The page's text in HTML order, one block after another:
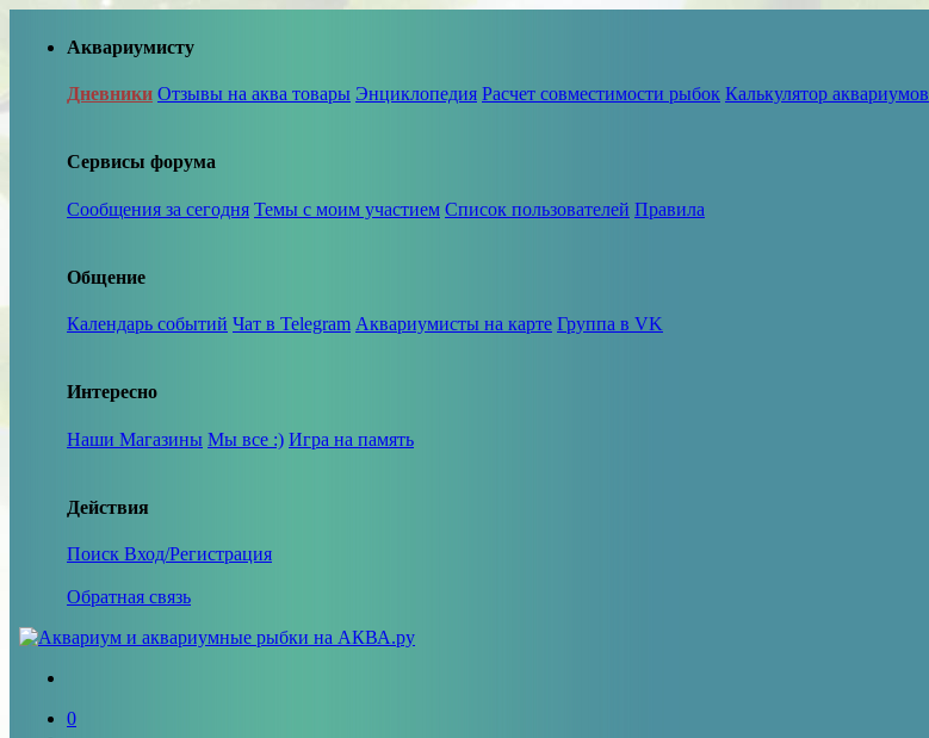
Аквариумисту
Дневники Отзывы на аква товары Энциклопедия Расчет совместимости рыбок Калькулятор аквариумов
Сервисы форума
Сообщения за сегодня Темы с моим участием Список пользователей Правила
Общение
Календарь событий Чат в Telegram Аквариумисты на карте Группа в VK
Интересно
Наши Магазины Мы все :) Игра на память
Действия
Поиск Вход/Регистрация
Обратная связь
0